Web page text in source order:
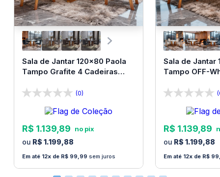
Não nos responsabilizamos por erros de montagem.
Manuais e peças para a montagem são fornecidos
com o produto.
Sala de Jantar 120x80 Paola
Tampo Grafite 4 Cadeiras
(0)
R$ 1.139, 89
R$ 1.199,88
12 R$ 99 99 sem juros
Sala de Jantar
Tampo OFF-
R$ 1.139, 89
R$ 1.199,88
12 R$ 99